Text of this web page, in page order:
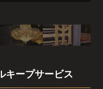
キープサービス